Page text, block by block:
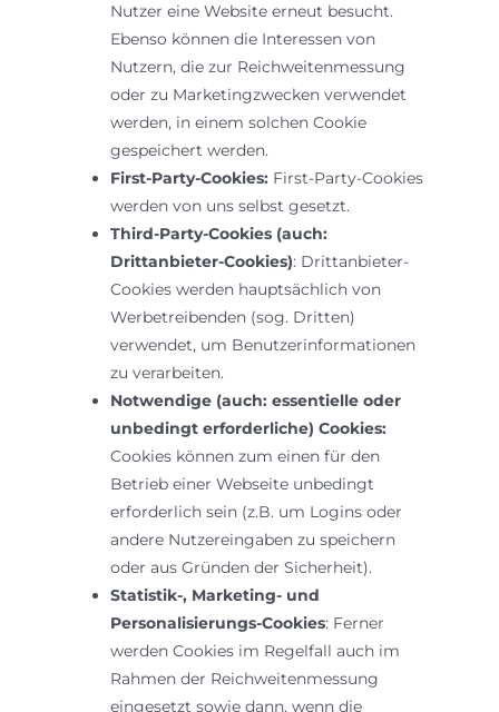
Nutzer eine Website erneut besucht.
Ebenso können die Interessen von
Nutzern, die zur Reichweitenmessung
oder zu Marketingzwecken verwendet
werden, in einem solchen Cookie
gespeichert werden.
First-Party-Cookies: First-Party-Cookies
werden von uns selbst gesetzt.
Third-Party-Cookies (auch:
Drittanbieter-Cookies): Drittanbieter-
Cookies werden hauptsächlich von
Werbetreibenden (sog. Dritten)
verwendet, um Benutzerinformationen
zu verarbeiten.
Notwendige (auch: essentielle oder
unbedingt erforderliche) Cookies:
Cookies können zum einen für den
Betrieb einer Webseite unbedingt
erforderlich sein (z.B. um Logins oder
andere Nutzereingaben zu speichern
oder aus Gründen der Sicherheit).
Statistik-, Marketing- und
Personalisierungs-Cookies: Ferner
werden Cookies im Regelfall auch im
Rahmen der Reichweitenmessung
eingesetzt sowie dann, wenn die